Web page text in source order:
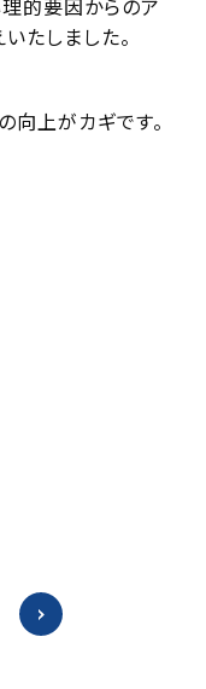
たしました。
向上がカギです。